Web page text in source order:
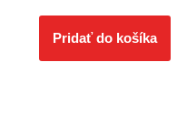
Pridať do košíka